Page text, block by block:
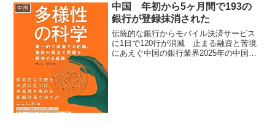
中国
中国 年初から5ヶ月間で193の
銀行が登録抹消された
伝統的な銀行からモバイル決済サービス
に1日で120行が消滅 止まる融資と苦境
にあえぐ中国の銀行業界2025年の中国の